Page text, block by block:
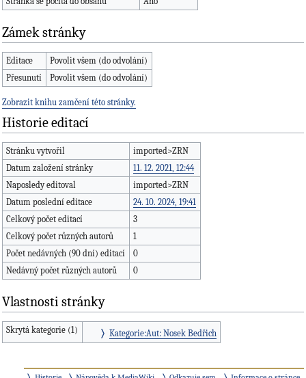
Zámek stránky
Editace
Povolit všem (do odvolání)
Přesunutí
Povolit všem (do odvolání)
Zobrazit knihu zamčení této stránky.
Historie editací
Stránku vytvořil
imported>ZRN
Datum založení stránky
11. 12. 2021, 12:44
Naposledy editoval
imported>ZRN
Datum poslední editace
24. 10. 2024, 19:41
Celkový počet editací
3
Celkový počet různých autorů
1
Počet nedávných (90 dní) editací
0
Nedávný počet různých autorů
0
Vlastnosti stránky
Skrytá kategorie (1) Kategorie:Aut: Nosek Bedřich